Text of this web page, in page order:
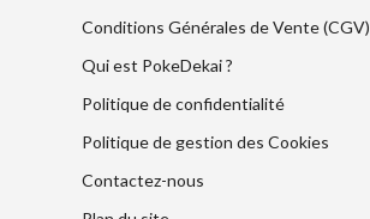
Conditions Générales de Vente (CGV)
Qui est PokeDekai ?
Politique de confidentialité
Politique de gestion des Cookies
Contactez-nous